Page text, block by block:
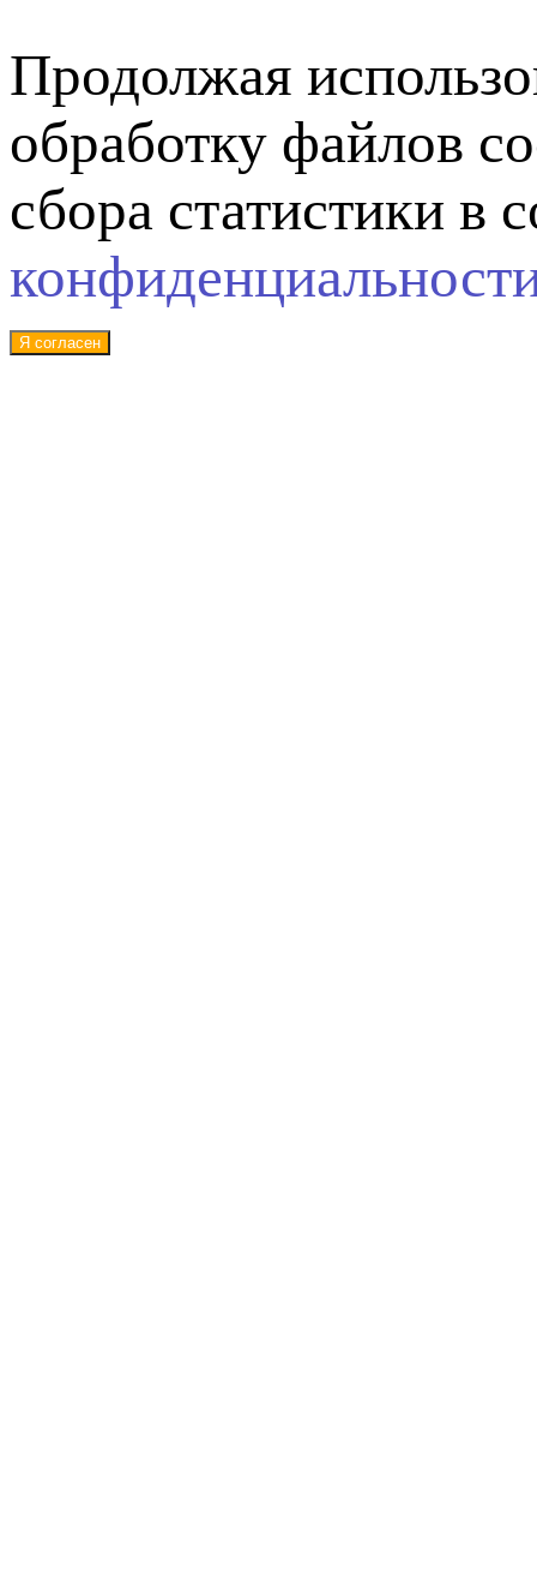
Продолжая
обработку файлов
сбора статистики в
Я согласен